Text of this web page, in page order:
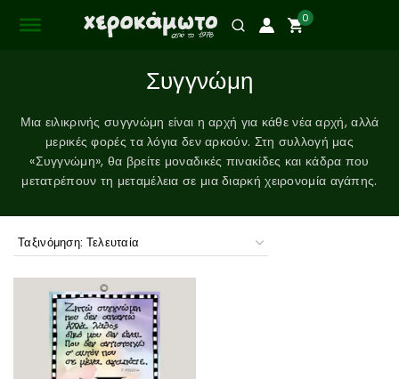
0
Συγγνώμη
Μια ειλικρινής συγγνώμη είναι η αρχή για κάθε νέα αρχή, αλλά
μερικές φορές τα λόγια δεν αρκούν. Στη συλλογή μας
«Συγγνώμη», θα βρείτε μοναδικές πινακίδες και κάδρα που
μετατρέπουν τη μεταμέλεια σε μια διαρκή χειρονομία αγάπης.